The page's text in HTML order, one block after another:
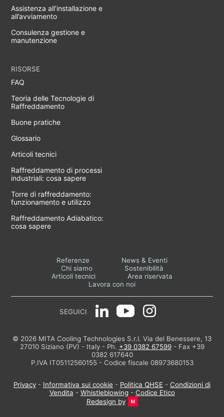
Assistenza all’installazione e
all’avviamento
Consulenza gestione e
manutenzione
RISORSE
FAQ
Teoria delle Tecnologie di
Raffreddamento
Buone pratiche
Glossario
Articoli tecnici
Raffreddamento di processi
industriali: cosa sapere
Torre di raffreddamento:
funzionamento e utilizzo
Raffreddamento Adiabatico:
cosa sapere
Referenze
News & Eventi
Chi siamo
Sostenibilità
Articoli tecnici
Area riservata
Lavora con noi
SEGUICI
© 2026 MITA Cooling Technologies S.r.l. Via del Benessere, 13
27010 Siziano (PV) - Italy - Ph. +39 0382 67599- Fax +39
0382 617640
P.IVA IT05112560155 - Codice fiscale 08973680153
Privacy - Informativa sui cookie - Politica QHSE - Condizioni di
Vendita - Whistleblowing - Codice Etico
Redesign by